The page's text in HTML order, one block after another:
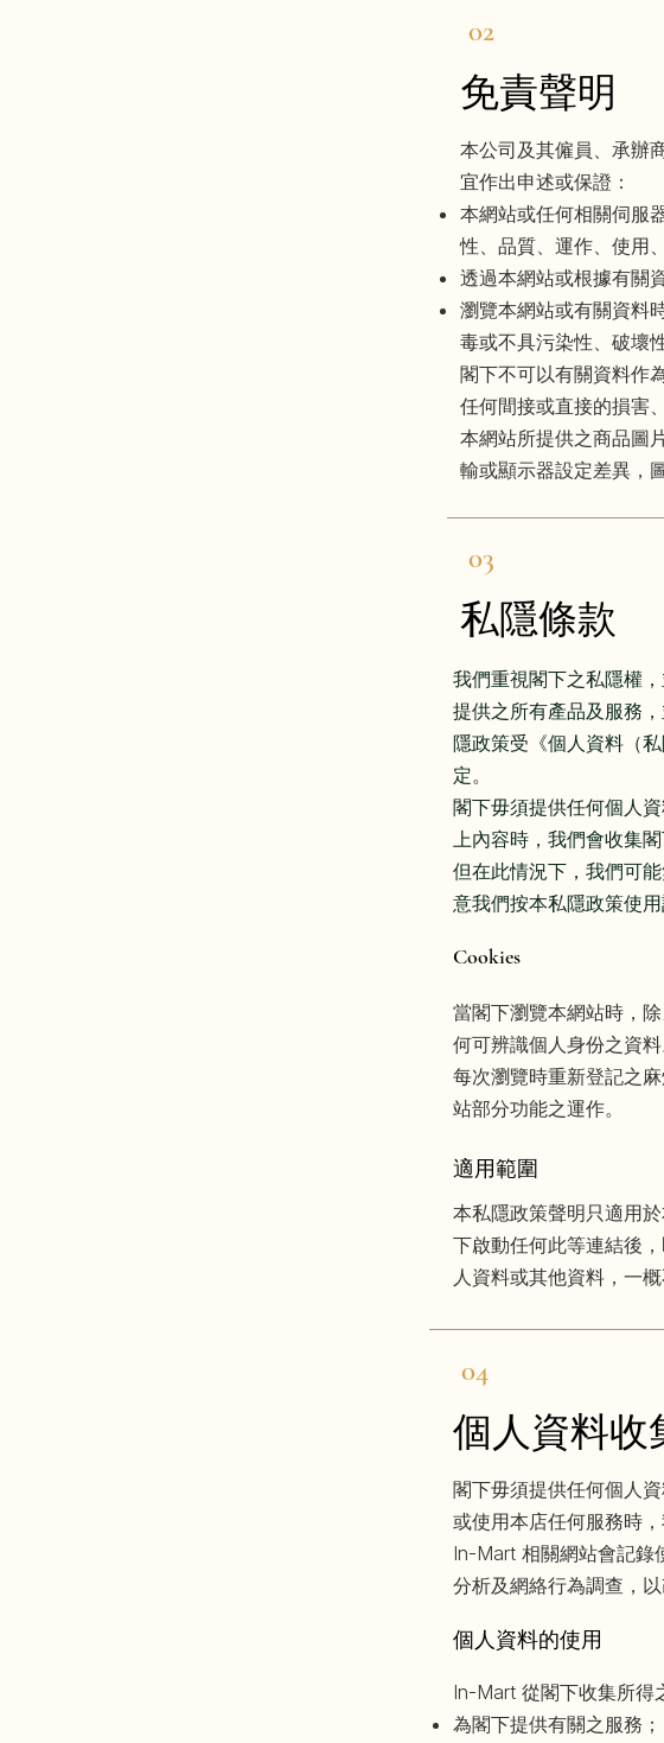
02
免責聲明
本公司及其僱員、承辦
宜作出申述或保證：
本網站或任何相關伺服
性、品質、運作、使用
透過本網站或根據有關
瀏覽本網站或有關資料
毒或不具污染性、破壞性
閣下不可以有關資料作
任何間接或直接的損害
本網站所提供之商品圖
輸或顯示器設定差異，
03
私隱條款
我們重視閣下之私隱權
提供之所有產品及服務
隱政策受《個人資料（
定。
閣下毋須提供任何個人
上內容時，我們會收集
但在此情況下，我們可
意我們按本私隱政策使用
Cookies
當閣下瀏覽本網站時，
何可辨識個人身份之資
每次瀏覽時重新登記之
站部分功能之運作。
適用範圍
本私隱政策聲明只適用
下啟動任何此等連結後
人資料或其他資料，一
04
個人資料收
閣下毋須提供任何個人
或使用本店任何服務時
In-Mart 相關網站會記錄
分析及網絡行為調查，
個人資料的使用
In-Mart 從閣下收集所得
為閣下提供有關之服務；